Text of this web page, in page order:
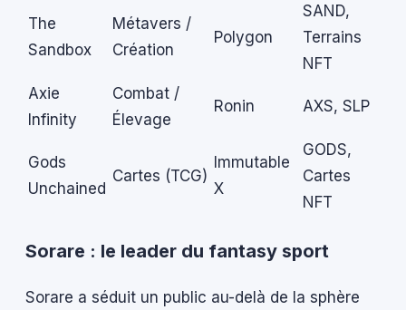
The
Sandbox
Métavers /
Création
Polygon
SAND,
Terrains
NFT
Axie
Infinity
Combat /
Élevage
Ronin AXS, SLP
Gods
Unchained
Cartes (TCG)
Immutable
X
GODS,
Cartes
NFT
Sorare : le leader du fantasy sport
Sorare a séduit un public au-delà de la sphère